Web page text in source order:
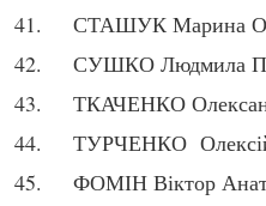
СТАШУК Марина
СУШКО Людмила
ТКАЧЕНКО
ТУРЧЕНКО
ФОМІН Віктор